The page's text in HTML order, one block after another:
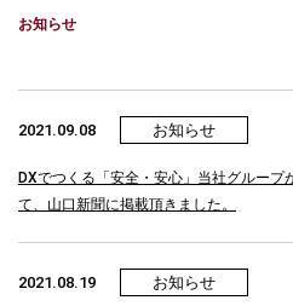
お知らせ
2021.09.08 お知らせ
DXでつくる「安全・安心」当社グループ
て、山口新聞に掲載頂きました。
2021.08.19 お知らせ